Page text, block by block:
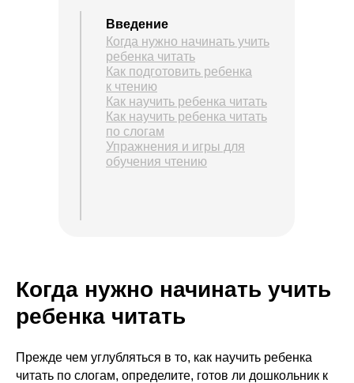
Введение
Когда нужно начинать учить
ребенка читать
Как подготовить ребенка
к чтению
Как научить ребенка читать
Как научить ребенка читать
по слогам
Упражнения и игры для
обучения чтению
Когда нужно начинать учить
ребенка читать
Прежде чем углубляться в то, как научить ребенка
читать по слогам, определите, готов ли дошкольник к